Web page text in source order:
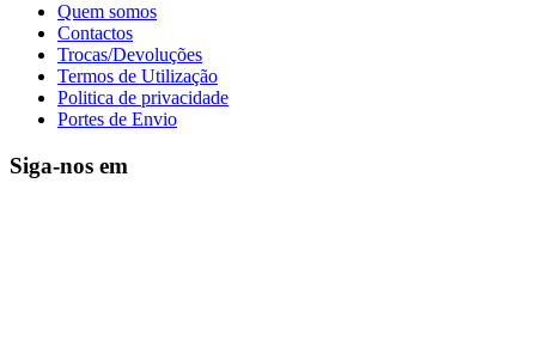
Quem somos
Contactos
Trocas/Devoluções
Termos de Utilização
Politica de privacidade
Portes de Envio
Siga-nos em